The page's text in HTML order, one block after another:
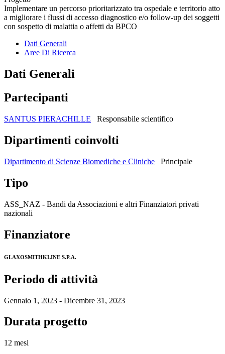
Implementare un percorso prioritarizzato tra ospedale e territorio atto
a migliorare i flussi di accesso diagnostico e/o follow-up dei soggetti
con sospetto di malattia o affetti da BPCO
Dati Generali
Aree Di Ricerca
Dati Generali
Partecipanti
SANTUS PIERACHILLE Responsabile scientifico
Dipartimenti coinvolti
Dipartimento di Scienze Biomediche e Cliniche Principale
Tipo
ASS_NAZ - Bandi da Associazioni e altri Finanziatori privati
nazionali
Finanziatore
GLAXOSMITHKLINE S.P.A.
Periodo di attività
Gennaio 1, 2023 - Dicembre 31, 2023
Durata progetto
12 mesi